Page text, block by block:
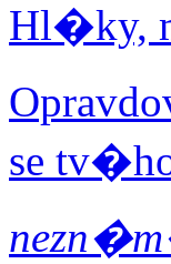
Hl�ky,
se